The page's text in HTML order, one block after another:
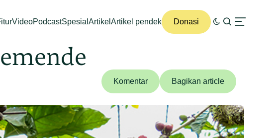
VideoPodcastSpesial Artikel Artikel pendek Donasi
Komentar Bagikan article